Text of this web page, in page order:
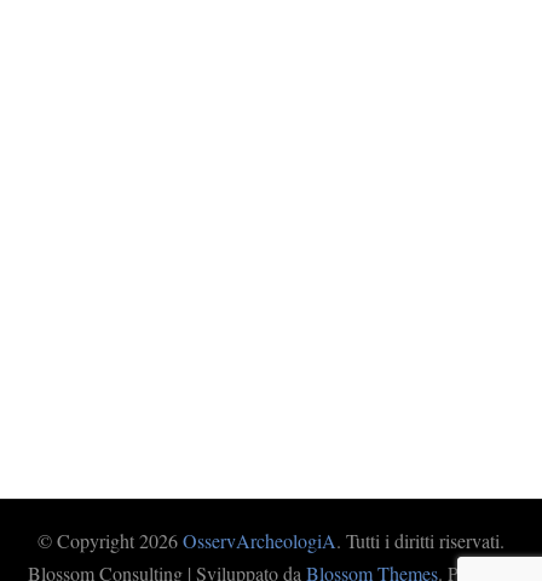
© Copyright 2026OsservArcheologiA. Tutti i diritti riservati.
Blossom Consulting | Sviluppato daBlossom Themes. Powered